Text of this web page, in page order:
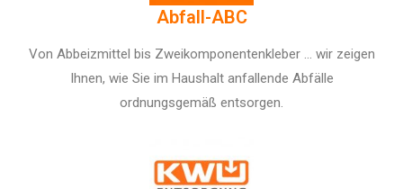
Abfall-ABC
Von Abbeizmittel bis Zweikomponentenkleber ... wir zeigen
Ihnen, wie Sie im Haushalt anfallende Abfälle
ordnungsgemäß entsorgen.